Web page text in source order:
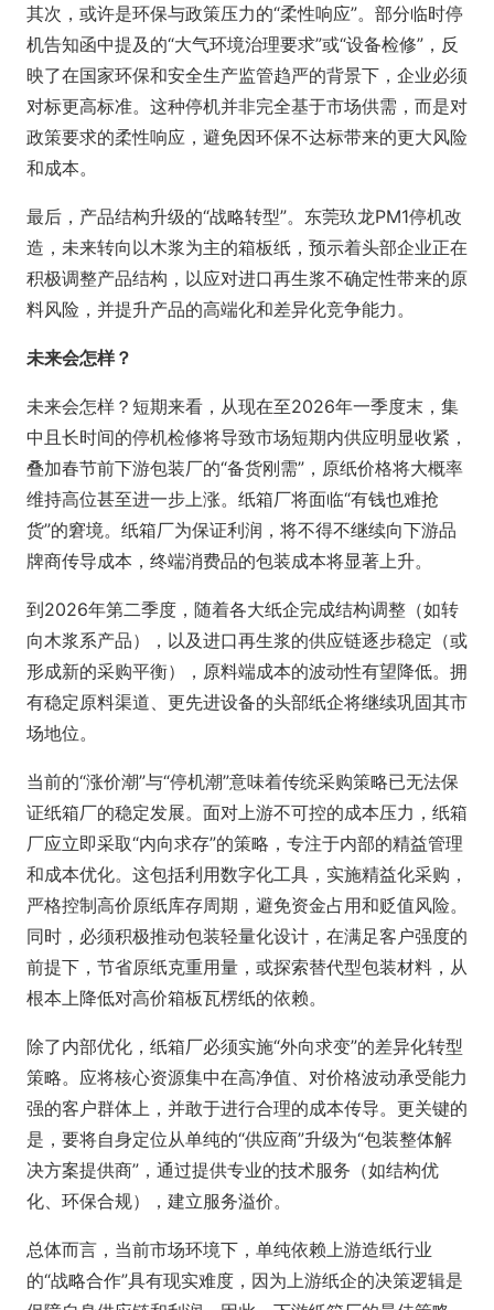
其次，或许是环保与政策压力的“柔性响应”。部分临时停
机告知函中提及的“大气环境治理要求”或“设备检修”，反
映了在国家环保和安全生产监管趋严的背景下，企业必须
对标更高标准。这种停机并非完全基于市场供需，而是对
政策要求的柔性响应，避免因环保不达标带来的更大风险
和成本。
最后，产品结构升级的“战略转型”。东莞玖龙PM1停机改
造，未来转向以木浆为主的箱板纸，预示着头部企业正在
积极调整产品结构，以应对进口再生浆不确定性带来的原
料风险，并提升产品的高端化和差异化竞争能力。
未来会怎样？
未来会怎样？短期来看，从现在至2026年一季度末，集
中且长时间的停机检修将导致市场短期内供应明显收紧，
叠加春节前下游包装厂的“备货刚需”，原纸价格将大概率
维持高位甚至进一步上涨。纸箱厂将面临“有钱也难抢
货”的窘境。纸箱厂为保证利润，将不得不继续向下游品
牌商传导成本，终端消费品的包装成本将显著上升。
到2026年第二季度，随着各大纸企完成结构调整（如转
向木浆系产品），以及进口再生浆的供应链逐步稳定（或
形成新的采购平衡），原料端成本的波动性有望降低。拥
有稳定原料渠道、更先进设备的头部纸企将继续巩固其市
场地位。
当前的“涨价潮”与“停机潮”意味着传统采购策略已无法保
证纸箱厂的稳定发展。面对上游不可控的成本压力，纸箱
厂应立即采取“内向求存”的策略，专注于内部的精益管理
和成本优化。这包括利用数字化工具，实施精益化采购，
严格控制高价原纸库存周期，避免资金占用和贬值风险。
同时，必须积极推动包装轻量化设计，在满足客户强度的
前提下，节省原纸克重用量，或探索替代型包装材料，从
根本上降低对高价箱板瓦楞纸的依赖。
除了内部优化，纸箱厂必须实施“外向求变”的差异化转型
策略。应将核心资源集中在高净值、对价格波动承受能力
强的客户群体上，并敢于进行合理的成本传导。更关键的
是，要将自身定位从单纯的“供应商”升级为“包装整体解
决方案提供商”，通过提供专业的技术服务（如结构优
化、环保合规），建立服务溢价。
总体而言，当前市场环境下，单纯依赖上游造纸行业
的“战略合作”具有现实难度，因为上游纸企的决策逻辑是